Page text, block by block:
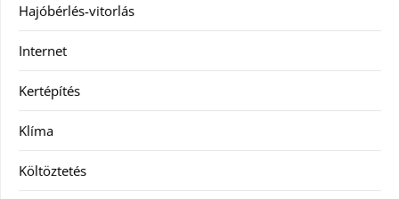
Hajóbérlés-vitorlás
Internet
Kertépítés
Klíma
Költöztetés